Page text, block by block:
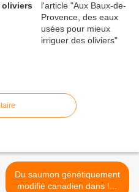
oliviers
Du saumon génétiquement
modifié canadien dans les